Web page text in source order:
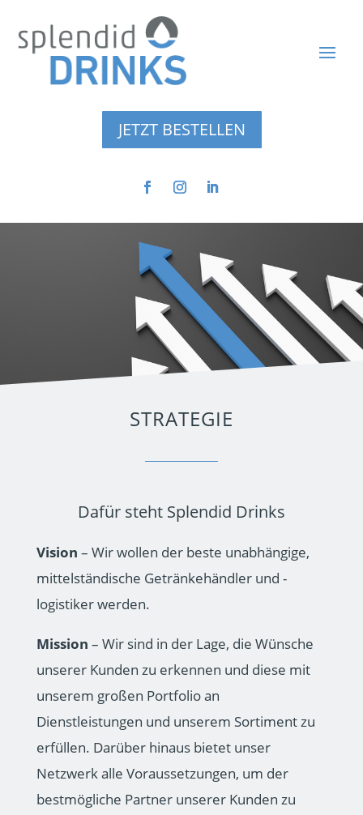
JETZT BESTELLEN
STRATEGIE
Dafür steht Splendid Drinks
Vision – Wir wollen der beste unabhängige,
mittelständische Getränkehändler und -
logistiker werden.
Mission – Wir sind in der Lage, die Wünsche
unserer Kunden zu erkennen und diese mit
unserem großen Portfolio an
Dienstleistungen und unserem Sortiment zu
erfüllen. Darüber hinaus bietet unser
Netzwerk alle Voraussetzungen, um der
bestmögliche Partner unserer Kunden zu